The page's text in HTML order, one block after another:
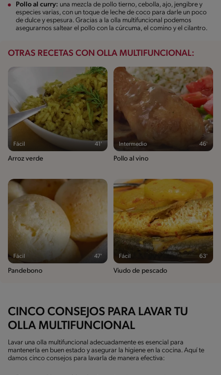
Pollo al curry: una mezcla de pollo tierno, cebolla, ajo, jengibre y
especies varias, con un toque de leche de coco para darle un poco
de dulce y espesura. Gracias a la olla multifuncional podemos
asegurarnos saltear el pollo con la cúrcuma, el comino y el cilantro.
OTRAS RECETAS CON OLLA MULTIFUNCIONAL:
Fácil 41'
Arroz verde
Intermedio 46'
Pollo al vino
Fácil 47'
Pandebono
Fácil 63'
Viudo de pescado
CINCO CONSEJOS PARA LAVAR TU
OLLA MULTIFUNCIONAL
Lavar una olla multifuncional adecuadamente es esencial para
mantenerla en buen estado y asegurar la higiene en la cocina. Aquí te
damos cinco consejos para lavarla de manera efectiva: